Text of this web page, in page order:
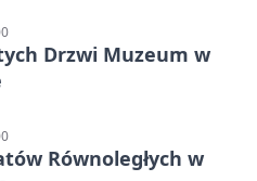
Drzwi Muzeum w
Równoległych w